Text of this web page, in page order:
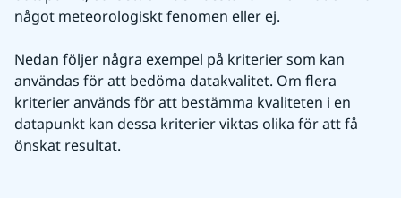
något meteorologiskt fenomen eller ej.
Nedan följer några exempel på kriterier som kan
användas för att bedöma datakvalitet. Om flera
kriterier används för att bestämma kvaliteten i en
datapunkt kan dessa kriterier viktas olika för att få
önskat resultat.